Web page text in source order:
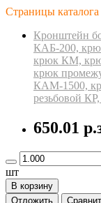
Страницы
Кронштейн
КАБ-200,
крюк КМ,
крюк
КАМ-1500,
резьбовой
650.01 р.
шт
В корзину
Отложить